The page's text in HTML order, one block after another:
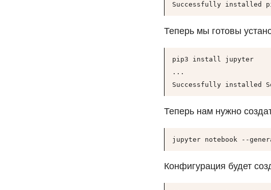
Successfully installed
Теперь мы готовы
pip3 install jupyter
...
Successfully installed
Теперь нам нужно
jupyter notebook --
Конфигурация будет